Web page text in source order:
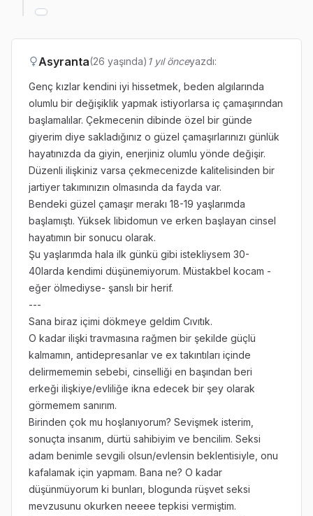
Asyranta(26 yaşında) 1 yıl önceyazdı:
Genç kızlar kendini iyi hissetmek, beden algılarında
olumlu bir değişiklik yapmak istiyorlarsa iç çamaşırından
başlamalılar. Çekmecenin dibinde özel bir günde
giyerim diye sakladığınız o güzel çamaşırlarınızı günlük
hayatınızda da giyin, enerjiniz olumlu yönde değişir.
Düzenli ilişkiniz varsa çekmecenizde kalitelisinden bir
jartiyer takımınızın olmasında da fayda var.
Bendeki güzel çamaşır merakı 18-19 yaşlarımda
başlamıştı. Yüksek libidomun ve erken başlayan cinsel
hayatımın bir sonucu olarak.
Şu yaşlarımda hala ilk günkü gibi istekliysem 30-
40larda kendimi düşünemiyorum. Müstakbel kocam -
eğer ölmediyse- şanslı bir herif.
---
Sana biraz içimi dökmeye geldim Cıvıtık.
O kadar ilişki travmasına rağmen bir şekilde güçlü
kalmamın, antidepresanlar ve ex takıntıları içinde
delirmememin sebebi, cinselliği en başından beri
erkeği ilişkiye/evliliğe ikna edecek bir şey olarak
görmemem sanırım.
Birinden çok mu hoşlanıyorum? Sevişmek isterim,
sonuçta insanım, dürtü sahibiyim ve bencilim. Seksi
adam benimle sevgili olsun/evlensin beklentisiyle, onu
kafalamak için yapmam. Bana ne? O kadar
düşünmüyorum ki bunları, blogunda rüşvet seksi
mevzusunu okurken neeee tepkisi vermiştim.